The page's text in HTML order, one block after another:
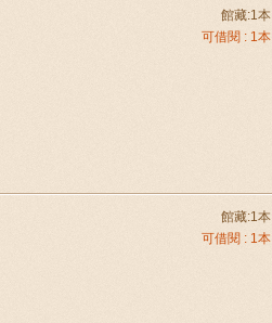
館藏:1本
可借閱 : 1本
館藏:1本
可借閱 : 1本